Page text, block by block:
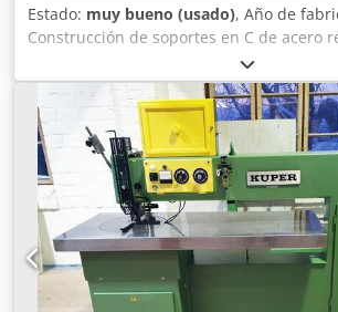
Estado: muy bueno (usado), Año de
Construcción de soportes en C de acero
torsiones Sistema de calefacción
discos de fricción con compensación de
diferentes espesores de chapa Crsdpfx
Regulación de la potencia de calefacción
reposo y durante el funcionamiento
hilo Distancia entre soportes: 920 mm
m/min Espesor de chapa: aprox. 0,4 -
funcionamiento: 400 V, 50 Hz, 3 fases
conexión: 0,97 kVA Incluye: bobina de
de instrucciones Dimensiones (largo x
1280 x 580 x 1470 mm Peso: 220 kg Nota: